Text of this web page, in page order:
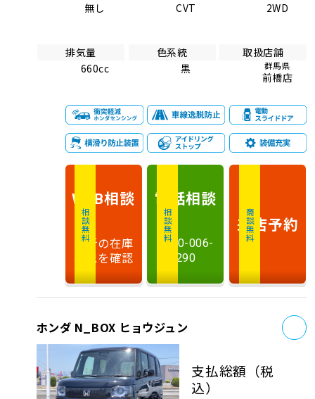
無し
CVT
2WD
排気量
660cc
色系統
黒
取扱店舗
群馬県
前橋店
相談無料
WEB相談
最新の在庫
状況を確認
相談無料
電話相談
0120-006-
290
商談無料
来店予約
ホンダ N_BOX ヒョウジュン
支払総額 （税
込）